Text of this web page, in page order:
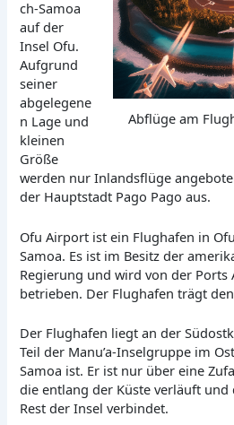
Abflüge am
ch-Samoa
auf der
Insel Ofu.
Aufgrund
seiner
abgelegene
n Lage und
kleinen
Größe
werden nur Inlandsflüge
der Hauptstadt Pago Pago aus.
Ofu Airport ist ein Flughafen in
Samoa. Es ist im Besitz der
Regierung und wird von der
betrieben. Der Flughafen trägt den
Der Flughafen liegt an der
Teil der Manu’a-Inselgruppe im
Samoa ist. Er ist nur über eine
die entlang der Küste verläuft
Rest der Insel verbindet.